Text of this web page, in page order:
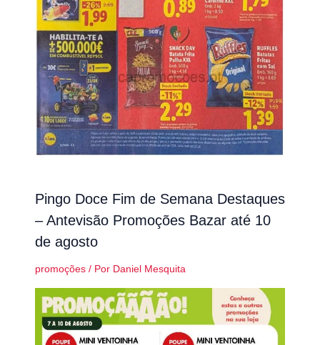
Pingo Doce Fim de Semana Destaques
– Antevisão Promoções Bazar até 10
de agosto
promoções/ Por Daniel Mesquita